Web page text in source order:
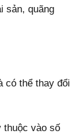
sản, quãng
có thể thay đổi
thuộc vào số